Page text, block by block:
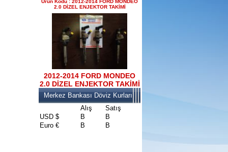
2017-2018 FORD RANGER
konsul
Ürün Kodu : 2017-2018 FORD RANGER
SOL ÖN KAPI DÖŞEMSİ
2017-2018 FORD RANGER
Ürün Kodu : 2012-2014 FORD MONDEO
2.0 DİZEL ENJEKTOR TAKİMİ
2012-2014 FORD MONDEO
2.0 DİZEL ENJEKTOR TAKİMİ
Merkez Bankası Döviz Kurları
Alış
Satış
USD $
B
B
Euro €
B B